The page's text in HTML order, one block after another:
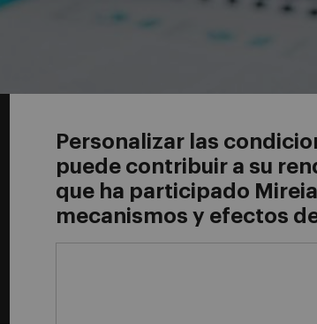
Personalizar las
puede contribuir a su
que ha participado
mecanismos y efectos